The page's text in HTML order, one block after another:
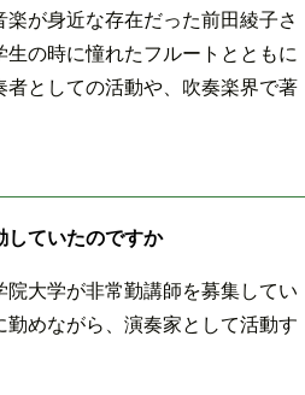
が身近な存在だった前田綾子さ
の時に憧れたフルートとともに
としての活動や、吹奏楽界で著
ていたのですか
大学が非常勤講師を募集してい
めながら、演奏家として活動す